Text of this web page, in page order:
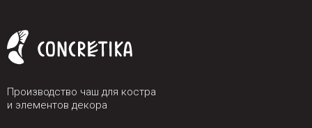
Производство чаш для костра
и элементов декора